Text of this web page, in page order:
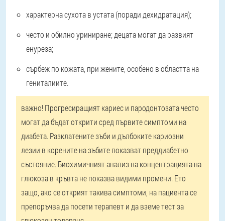
характерна сухота в устата (поради дехидратация);
често и обилно уриниране; децата могат да развият
енуреза;
сърбеж по кожата, при жените, особено в областта на
гениталиите.
важно! Прогресиращият кариес и пародонтозата често
могат да бъдат открити сред първите симптоми на
диабета. Разклатените зъби и дълбоките кариозни
лезии в корените на зъбите показват преддиабетно
състояние. Биохимичният анализ на концентрацията на
глюкоза в кръвта не показва видими промени. Ето
защо, ако се открият такива симптоми, на пациента се
препоръчва да посети терапевт и да вземе тест за